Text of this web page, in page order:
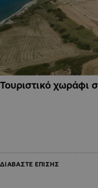
Τουριστικό χωράφι
ΔΙΑΒΑΣΤΕ ΕΠΙΣΗΣ